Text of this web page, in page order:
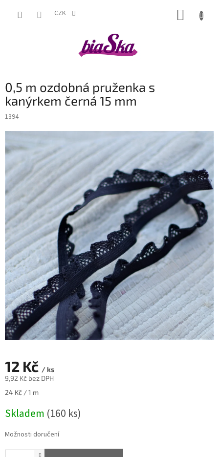
CZK
0,5 m ozdobná pruženka s
kanýrkem černá 15 mm
1394
12 Kč / ks
9,92 Kč bez DPH
Měrná
24 Kč / 1 m
Skladem (160 ks)
Možnosti doručení